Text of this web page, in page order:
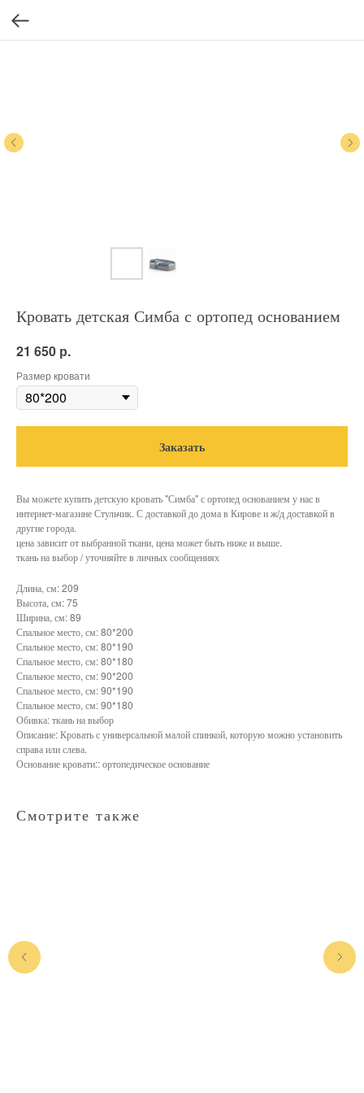
Кровать детская Симба с ортопед основанием
21 650 р.
Размер кровати
Заказать
Вы можете купить детскую кровать "Симба" с ортопед основанием у нас в
интернет-магазине Стульчик. С доставкой до дома в Кирове и ж/д доставкой в
другие города.
цена зависит от выбранной ткани, цена может быть ниже и выше.
ткань на выбор / уточняйте в личных сообщениях
Длина, см: 209
Высота, см: 75
Ширина, см: 89
Спальное место, см: 80*200
Спальное место, см: 80*190
Спальное место, см: 80*180
Спальное место, см: 90*200
Спальное место, см: 90*190
Спальное место, см: 90*180
Обивка: ткань на выбор
Описание: Кровать с универсальной малой спинкой, которую можно установить
справа или слева.
Основание кровати:: ортопедическое основание
Смотрите также